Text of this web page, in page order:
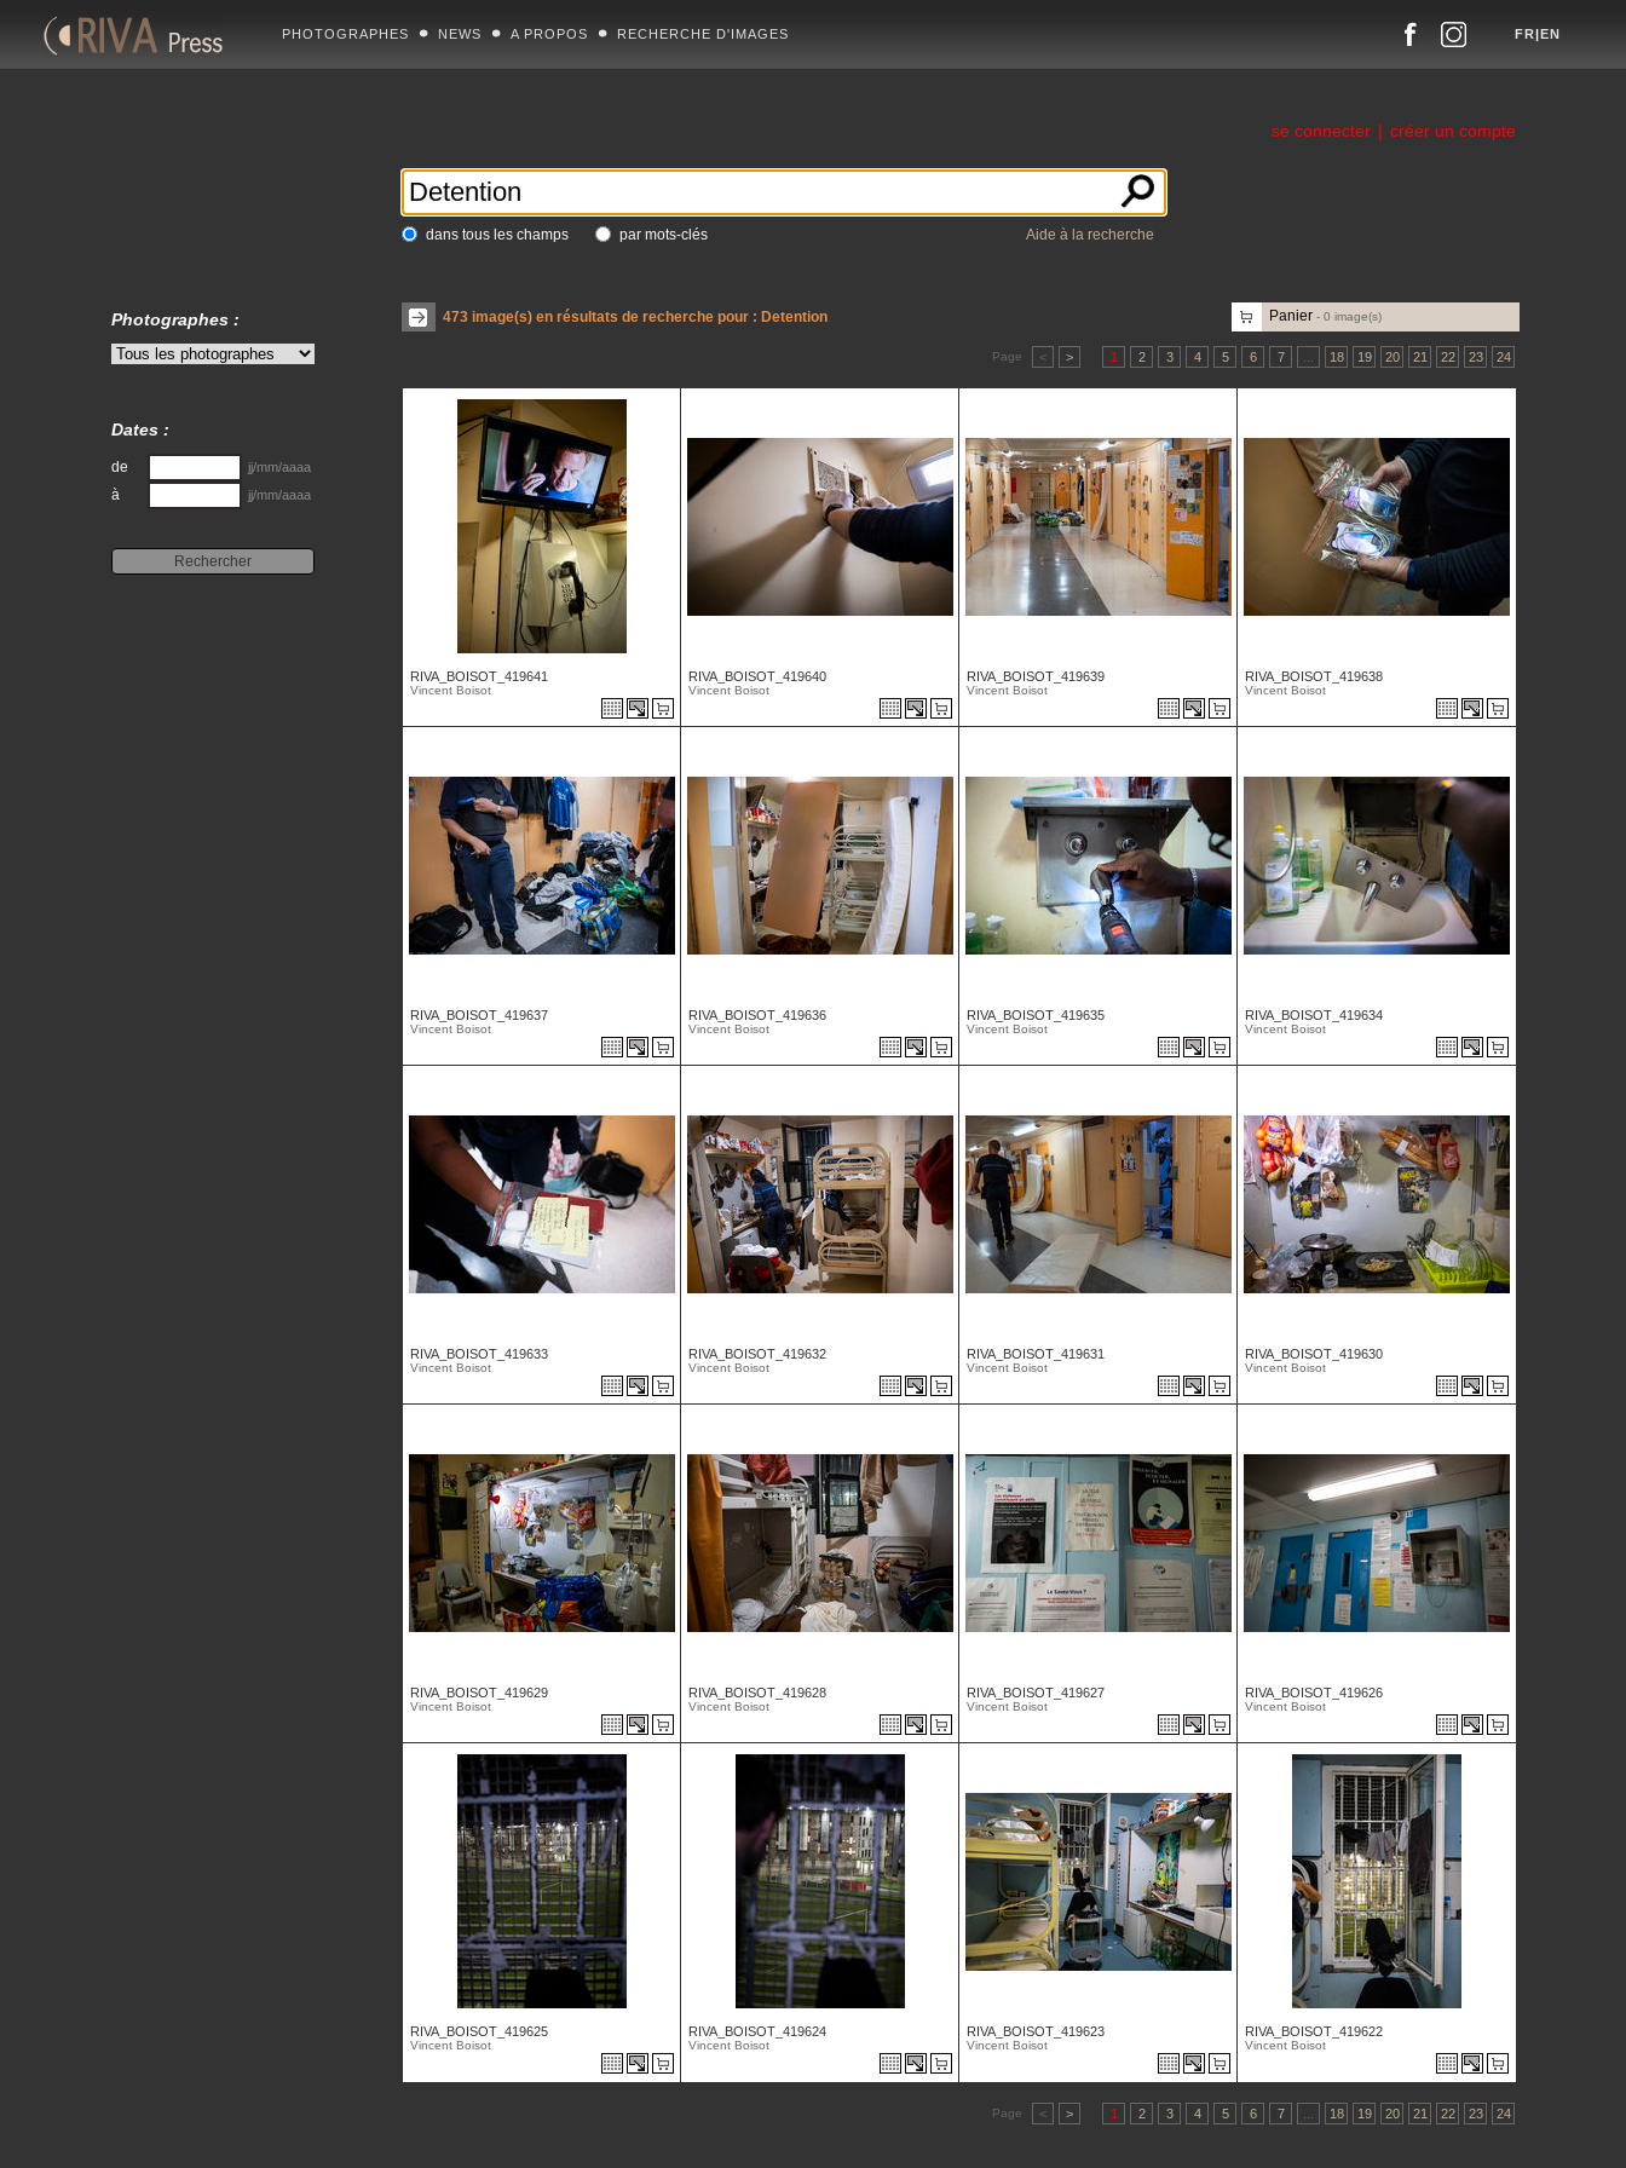
PHOTOGRAPHES NEWS A PROPOS RECHERCHE D'IMAGES FR|EN
se connecter | créer un compte
dans tous les champs par mots-clés Aide à la recherche
473 image(s) en résultats de recherche pour : Detention Panier - 0 image(s)
Page < > 1 2 3 4 5 6 7 18 19 20 21 22 23 24
RIVA_BOISOT_419641
Vincent Boisot
RIVA_BOISOT_419640
Vincent Boisot
RIVA_BOISOT_419639
Vincent Boisot
RIVA_BOISOT_419638
Vincent Boisot
RIVA_BOISOT_419637
Vincent Boisot
RIVA_BOISOT_419636
Vincent Boisot
RIVA_BOISOT_419635
Vincent Boisot
RIVA_BOISOT_419634
Vincent Boisot
RIVA_BOISOT_419633
Vincent Boisot
RIVA_BOISOT_419632
Vincent Boisot
RIVA_BOISOT_419631
Vincent Boisot
RIVA_BOISOT_419630
Vincent Boisot
RIVA_BOISOT_419629
Vincent Boisot
RIVA_BOISOT_419628
Vincent Boisot
RIVA_BOISOT_419627
Vincent Boisot
RIVA_BOISOT_419626
Vincent Boisot
RIVA_BOISOT_419625
Vincent Boisot
RIVA_BOISOT_419624
Vincent Boisot
RIVA_BOISOT_419623
Vincent Boisot
RIVA_BOISOT_419622
Vincent Boisot
Page < > 1 2 3 4 5 6 7 18 19 20 21 22 23 24
Photographes :
Dates :
de jj/mm/aaaa
à jj/mm/aaaa